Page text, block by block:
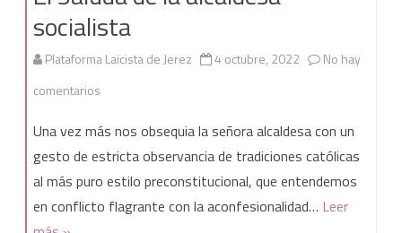
socialista
Plataforma Laicista de Jerez 4 octubre, 2022
No hay
comentarios
Saluda
de
la
Una vez más nos obsequia la señora alcaldesa con un
gesto de estricta observancia de tradiciones católicas
al más puro estilo preconstitucional, que entendemos
en conflicto flagrante con la aconfesionalidad… Leer